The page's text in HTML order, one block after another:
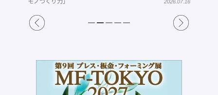
モノづくり力」
2026.07.16